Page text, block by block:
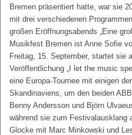
Bremen präsentiert hatte, war sie
mit drei verschiedenen
großen Eröffnungsabends „Eine
Musikfest Bremen ist Anne Sofie
Freitag, 15. September, startet sie
Veröffentlichung „I let the music
eine Europa-Tournee mit einigen
Skandinaviens, um den beiden
Benny Andersson und Björn
während sie zum Festivalausklang
Glocke mit Marc Minkowski und